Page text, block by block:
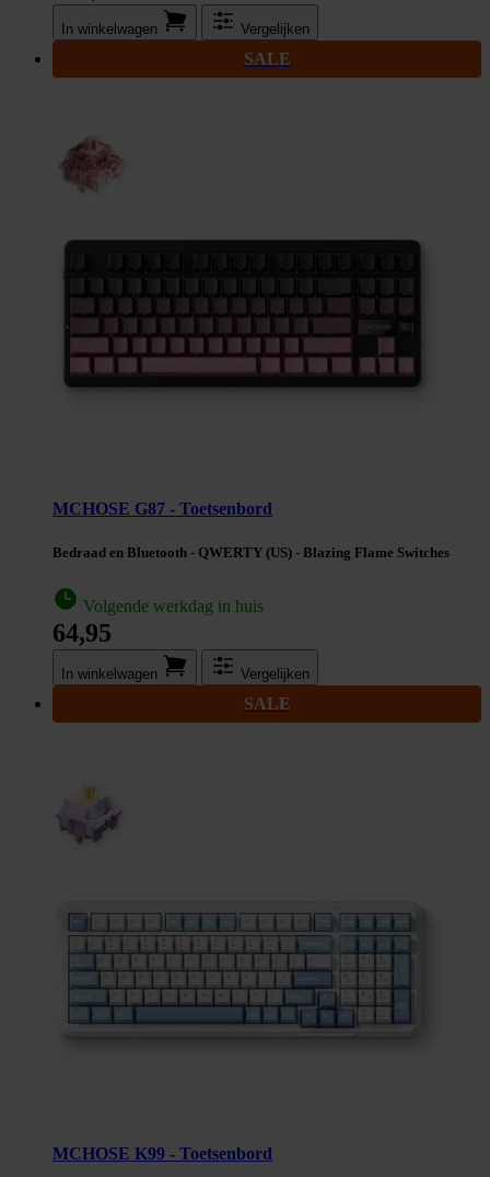
In winkel­wagen Vergelijken
SALE
MCHOSE G87 - Toetsenbord
Bedraad en Bluetooth - QWERTY (US) - Blazing Flame Switches
Volgende werkdag in huis
64,95
In winkel­wagen Vergelijken
SALE
MCHOSE K99 - Toetsenbord